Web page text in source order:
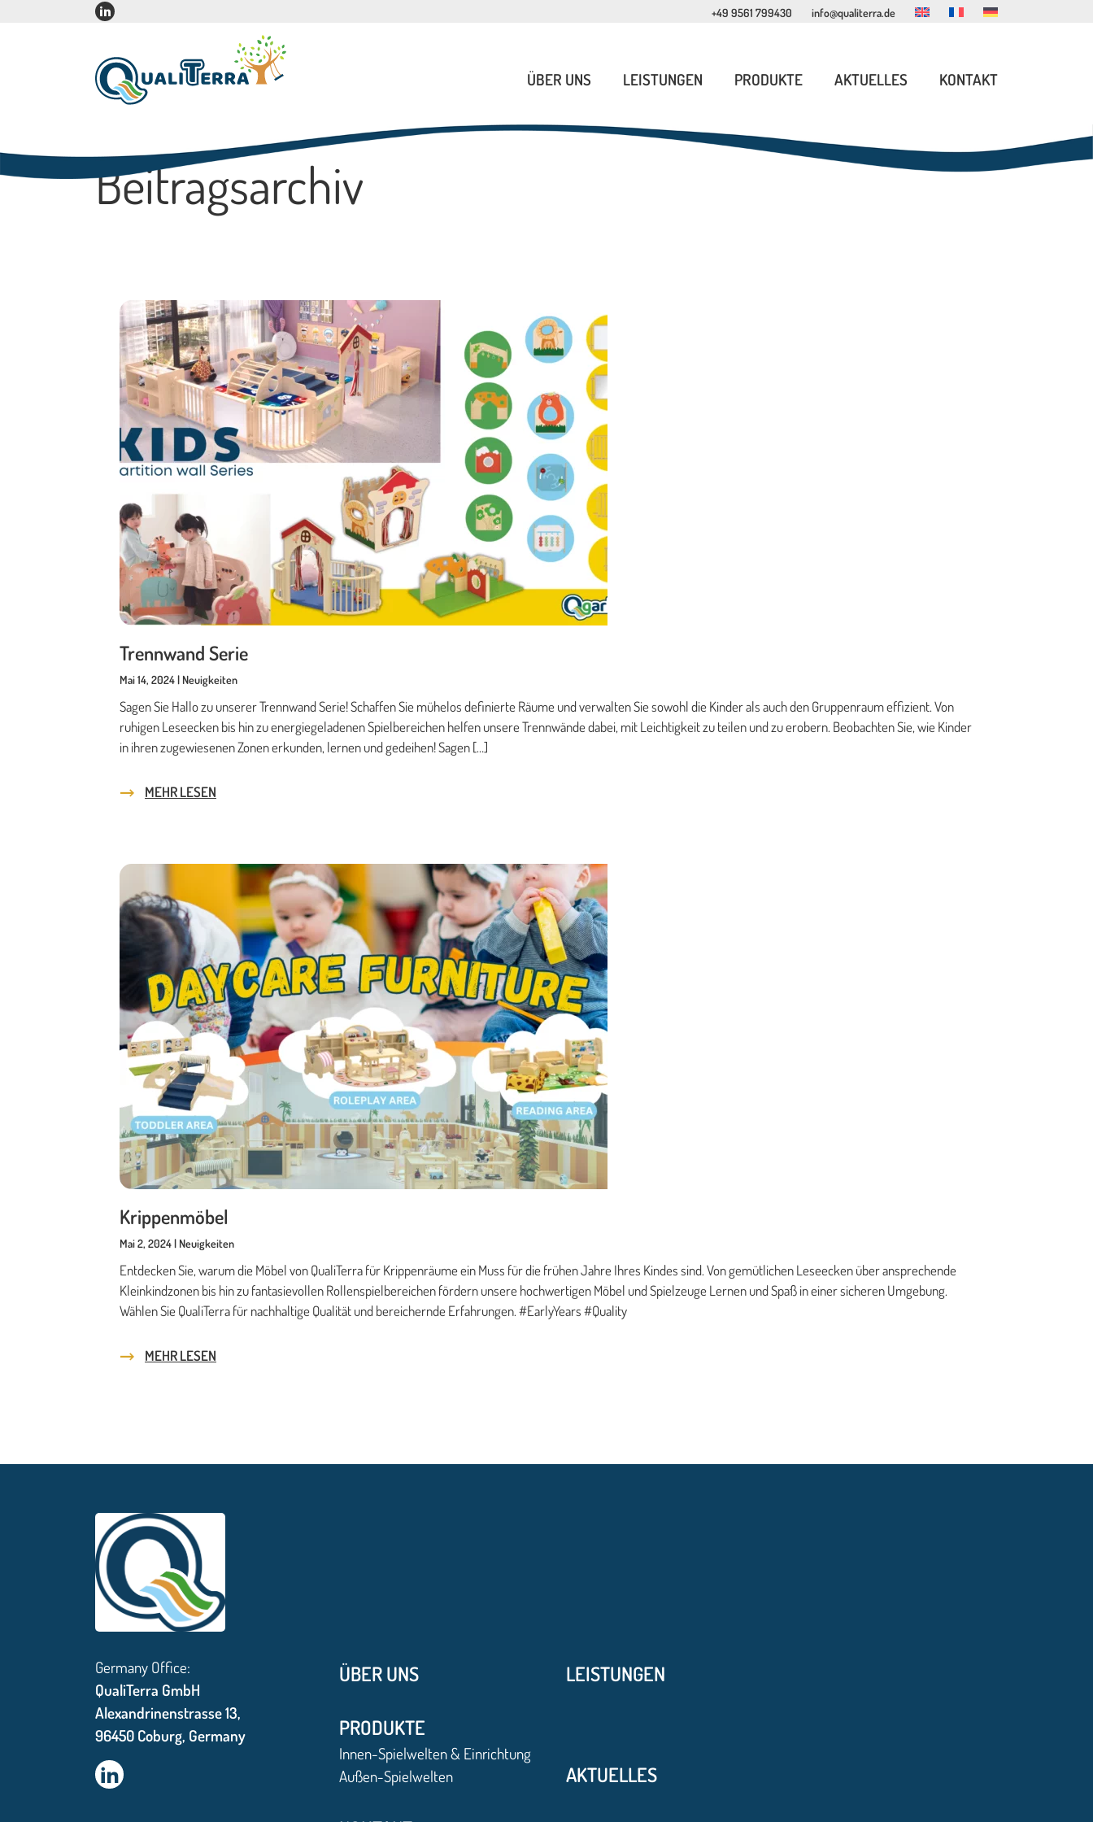
+49 9561 799430 info@qualiterra.de
ÜBER UNS LEISTUNGEN PRODUKTE AKTUELLES KONTAKT
Beitragsarchiv
Trennwand Serie
Mai 14, 2024 | Neuigkeiten
Sagen Sie Hallo zu unserer Trennwand Serie! Schaffen Sie mühelos definierte Räume und verwalten Sie sowohl die Kinder als auch den Gruppenraum effizient. Von
ruhigen Leseecken bis hin zu energiegeladenen Spielbereichen helfen unsere Trennwände dabei, mit Leichtigkeit zu teilen und zu erobern. Beobachten Sie, wie Kinder
in ihren zugewiesenen Zonen erkunden, lernen und gedeihen! Sagen […]
MEHR LESEN
Krippenmöbel
Mai 2, 2024 | Neuigkeiten
Entdecken Sie, warum die Möbel von QualiTerra für Krippenräume ein Muss für die frühen Jahre Ihres Kindes sind. Von gemütlichen Leseecken über ansprechende
Kleinkindzonen bis hin zu fantasievollen Rollenspielbereichen fördern unsere hochwertigen Möbel und Spielzeuge Lernen und Spaß in einer sicheren Umgebung.
Wählen Sie QualiTerra für nachhaltige Qualität und bereichernde Erfahrungen. #EarlyYears #Quality
MEHR LESEN
Germany Office:
QualiTerra GmbH
Alexandrinenstrasse 13,
96450 Coburg, Germany
ÜBER UNS LEISTUNGEN
PRODUKTE
Innen-Spielwelten & Einrichtung
Außen-Spielwelten
AKTUELLES